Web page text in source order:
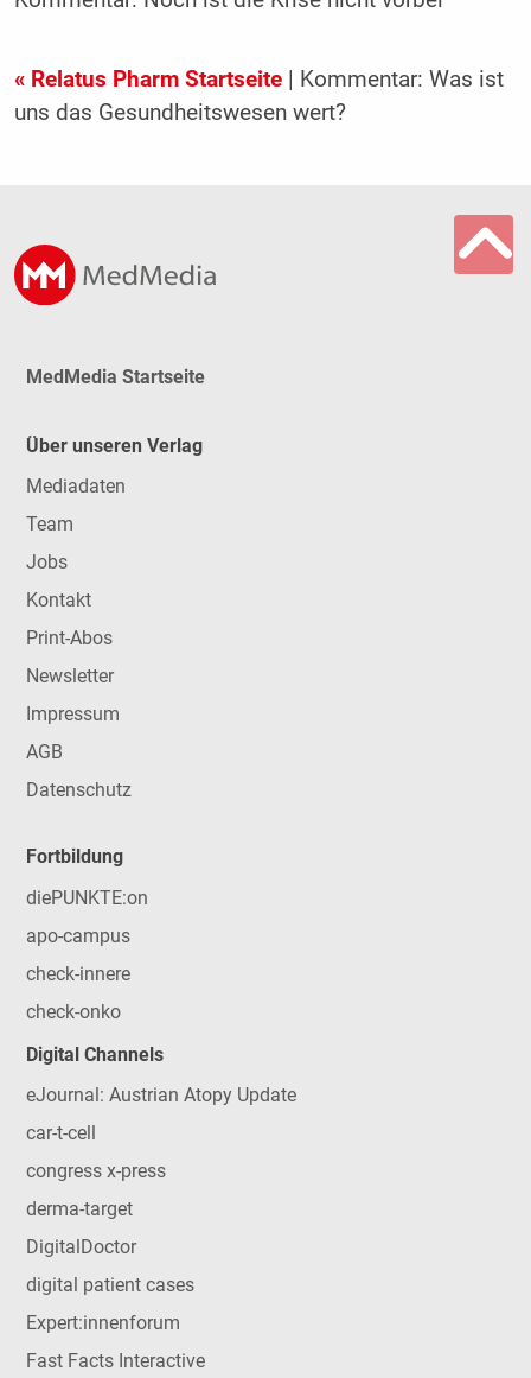
« Relatus Pharm Startseite| Kommentar: Was ist
uns das Gesundheitswesen wert?
MedMedia Startseite
Über unseren Verlag
Mediadaten
Team
Jobs
Kontakt
Print-Abos
Newsletter
Impressum
AGB
Datenschutz
Fortbildung
diePUNKTE:on
apo-campus
check-innere
check-onko
Digital Channels
eJournal: Austrian Atopy Update
car-t-cell
congress x-press
derma-target
DigitalDoctor
digital patient cases
Expert:innenforum
Fast Facts Interactive